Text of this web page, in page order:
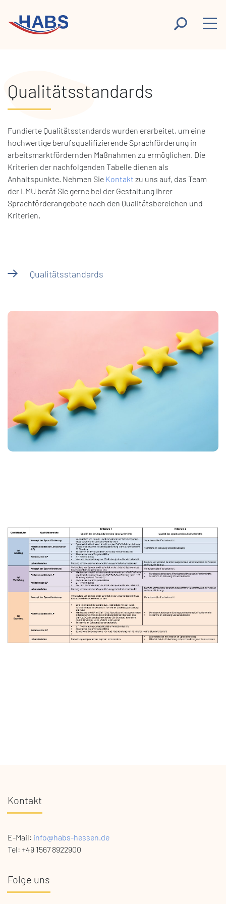
Qualitätsstandards
Fundierte Qualitätsstandards wurden erarbeitet, um eine
hochwertige berufsqualifizierende Sprachförderung in
arbeitsmarktfördernden Maßnahmen zu ermöglichen. Die
Kriterien der nachfolgenden Tabelle dienen als
Anhaltspunkte. Nehmen Sie Kontakt zu uns auf, das Team
der LMU berät Sie gerne bei der Gestaltung Ihrer
Sprachförderangebote nach den Qualitätsbereichen und
Kriterien.
Qualitätsstandards
Kontakt
E-Mail: info@habs-hessen.de
Tel: +49 1567 8922900
Folge uns